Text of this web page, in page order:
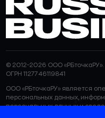
© 2012-2026 ООО
ОГРН 1127746119841
ООО «РБточкаРУ» является
персональных данных,
персональных данных и